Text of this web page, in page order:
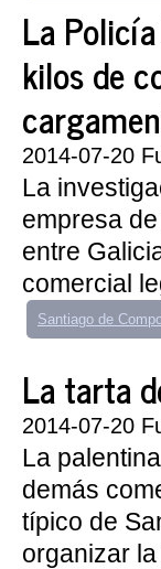
La
kilos de
2014-07-20
La
empresa
entre
comercial
Santiago de
La tarta
2014-07-20
La
demás
típico de
organizar